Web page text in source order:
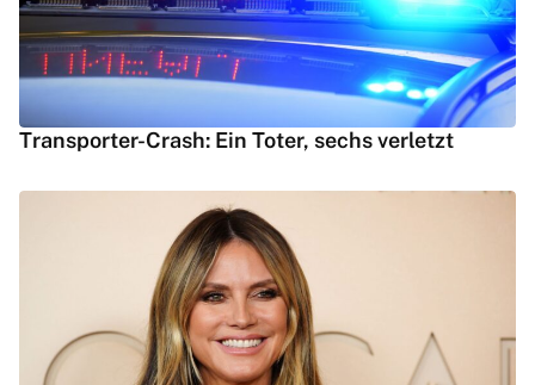
Transporter-Crash: Ein Toter, sechs verletzt